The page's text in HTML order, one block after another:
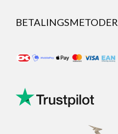
BETALINGSMETODER